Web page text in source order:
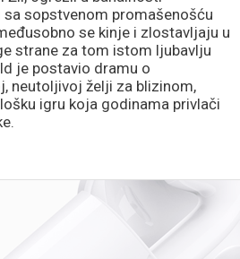
sopstvenom promašenošću
se kinje i zlostavljaju u
strane za tom istom ljubavlju
je postavio dramu o
neutoljivoj želji za blizinom,
igru koja godinama privlači